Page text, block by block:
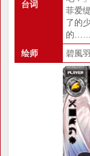
台词
菲爱
了的
的……
绘师
碧風羽